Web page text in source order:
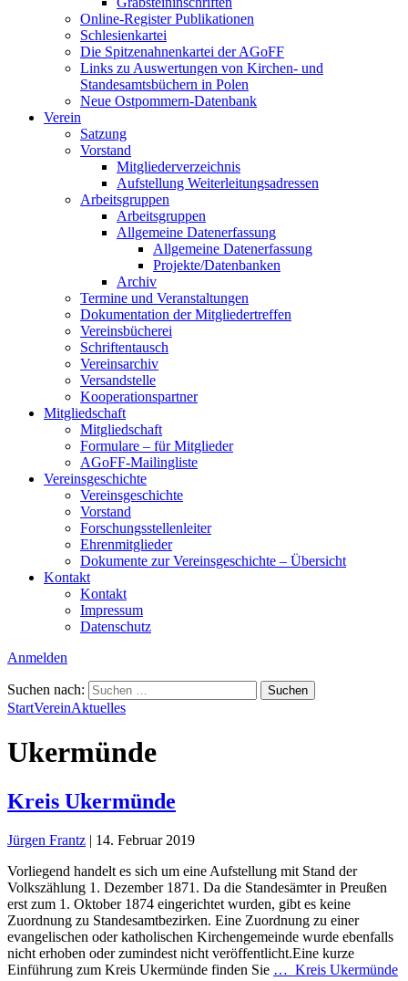
Online-Register Publikationen
Schlesienkartei
Die Spitzenahnenkartei der AGoFF
Links zu Auswertungen von Kirchen- und
Standesamtsbüchern in Polen
Neue Ostpommern-Datenbank
Verein
Satzung
Vorstand
Mitgliederverzeichnis
Aufstellung Weiterleitungsadressen
Arbeitsgruppen
Arbeitsgruppen
Allgemeine Datenerfassung
Allgemeine Datenerfassung
Projekte/Datenbanken
Archiv
Termine und Veranstaltungen
Dokumentation der Mitgliedertreffen
Vereinsbücherei
Schriftentausch
Vereinsarchiv
Versandstelle
Kooperationspartner
Mitgliedschaft
Mitgliedschaft
Formulare – für Mitglieder
AGoFF-Mailingliste
Vereinsgeschichte
Vereinsgeschichte
Vorstand
Forschungsstellenleiter
Ehrenmitglieder
Dokumente zur Vereinsgeschichte – Übersicht
Kontakt
Kontakt
Impressum
Datenschutz
Anmelden
Suchen nach:
StartVereinAktuelles
Ukermünde
Kreis Ukermünde
Jürgen Frantz | 14. Februar 2019
Vorliegend handelt es sich um eine Aufstellung mit Stand der
Volkszählung 1. Dezember 1871. Da die Standesämter in Preußen
erst zum 1. Oktober 1874 eingerichtet wurden, gibt es keine
Zuordnung zu Standesamtbezirken. Eine Zuordnung zu einer
evangelischen oder katholischen Kirchengemeinde wurde ebenfalls
nicht erhoben oder zumindest nicht veröffentlicht.Eine kurze
Einführung zum Kreis Ukermünde finden Sie … Kreis Ukermünde